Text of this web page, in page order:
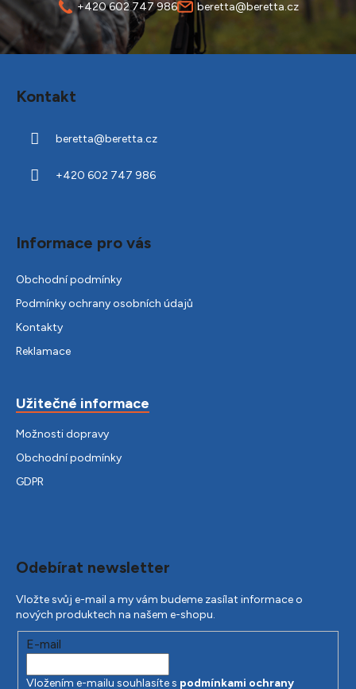
+420 602 747 986 beretta@beretta.cz
Kontakt
beretta@beretta.cz
+420 602 747 986
Informace pro vás
Obchodní podmínky
Podmínky ochrany osobních údajů
Kontakty
Reklamace
Užitečné informace
Možnosti dopravy
Obchodní podmínky
GDPR
Odebírat newsletter
Vložte svůj e-mail a my vám budeme zasílat informace o
nových produktech na našem e-shopu.
E-mail
Vložením e-mailu souhlasíte s podmínkami ochrany